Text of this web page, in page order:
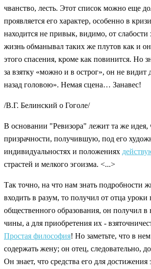
чванство, лесть. Этот список можно еще
проявляется его характер, особенно в
находится не привык, видимо, от
жизнь обманывал таких же плутов как и
этого спасения, кроме как повинится. Но
за взятку «можно и в острог», он не видит
назад головою». Немая сцена… Занавес!
/В.Г. Белинский о Гоголе/
В основании "Ревизора" лежит та же
призрачности, получившую, под его
индивидуальностях и положениях
страстей и мелкого эгоизма. <...>
Так точно, на что нам знать подробности
входить в разум, то получил от отца
общественного образования, он получил
чины, а для приобретения их -
Простая философия! Но заметьте, что в
содержать жену; он отец, следовательно,
Он знает, что средства его для